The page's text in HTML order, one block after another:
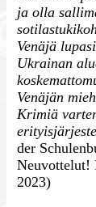
ja olla
Venäjä
Ukrainan
Venäjän
Krimiä
der
Neuvottelut!
2023)